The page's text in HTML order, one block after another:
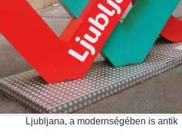
Ljubljana, a modernségében is antik